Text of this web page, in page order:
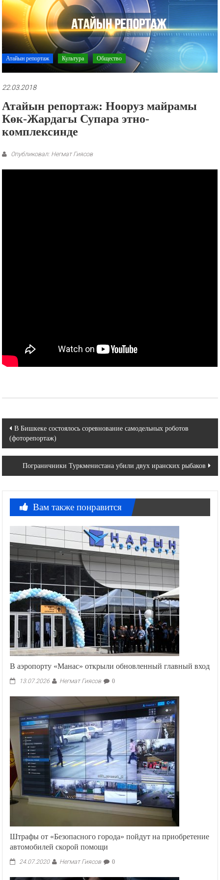
рекламные
ролики
и
презентации.
Атайын репортаж Культура Общество
22.03.2018
Атайын репортаж: Нооруз майрамы
Көк-Жардагы Супара этно-
комплексинде
Опубликовал: Негмат Гиясов
Навигация
по
записям
В Бишкеке состоялось соревнование самодельных роботов
(фоторепортаж)
Пограничники Туркменистана убили двух иранских рыбаков
Вам также понравится
В аэропорту «Манас» открыли обновленный главный вход
13.07.2026 Негмат Гиясов 0
Штрафы от «Безопасного города» пойдут на приобретение
автомобилей скорой помощи
24.07.2020 Негмат Гиясов 0